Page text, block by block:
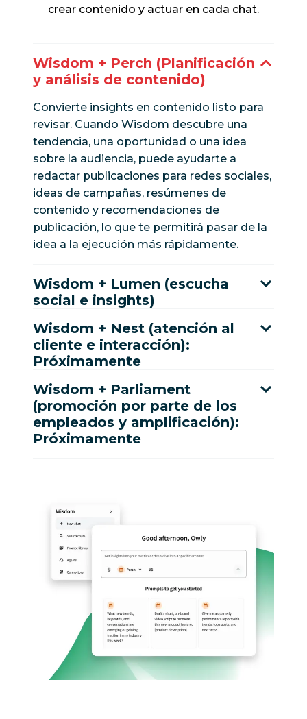
crear contenido y actuar en cada chat.
Wisdom + Perch (Planificación
y análisis de contenido)
Convierte insights en contenido listo para
revisar. Cuando Wisdom descubre una
tendencia, una oportunidad o una idea
sobre la audiencia, puede ayudarte a
redactar publicaciones para redes sociales,
ideas de campañas, resúmenes de
contenido y recomendaciones de
publicación, lo que te permitirá pasar de la
idea a la ejecución más rápidamente.
Wisdom + Lumen (escucha
social e insights)
Wisdom + Nest (atención al
cliente e interacción):
Próximamente
Wisdom + Parliament
(promoción por parte de los
empleados y amplificación):
Próximamente